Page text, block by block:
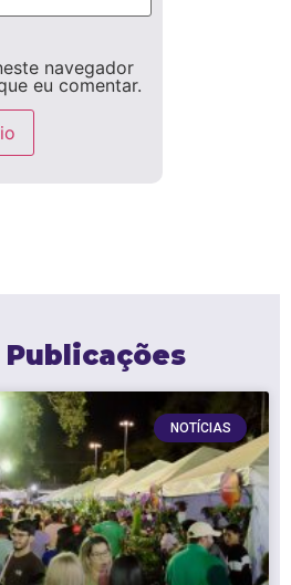
navegador
eu comentar.
Publicações
NOTÍCIAS